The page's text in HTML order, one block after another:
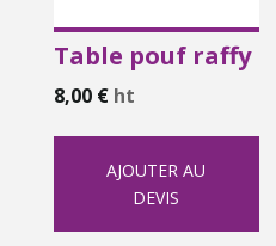
Table pouf raffy
8,00 € ht
AJOUTER AU
DEVIS